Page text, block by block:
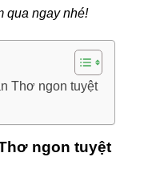
qua ngay nhé!
Thơ ngon tuyệt
ngon tuyệt